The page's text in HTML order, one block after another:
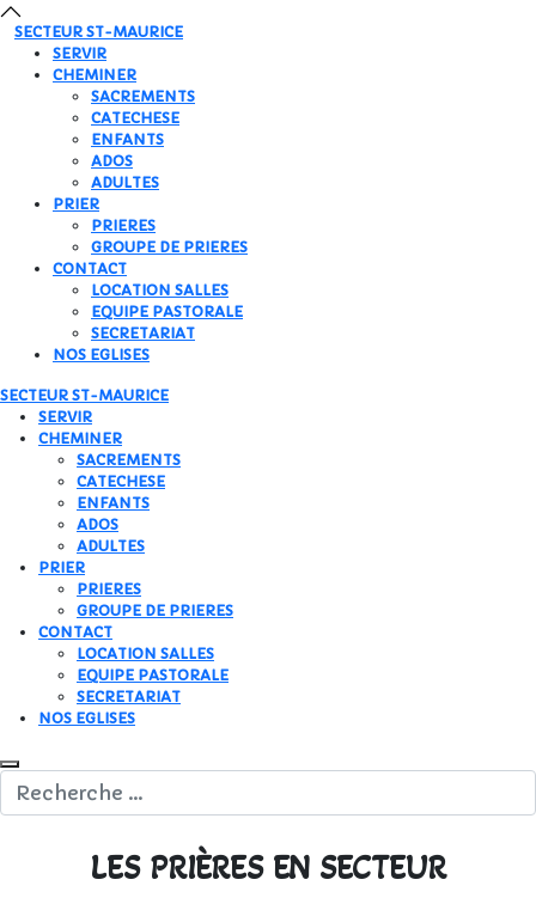
SECTEUR ST-MAURICE
SERVIR
CHEMINER
SACREMENTS
CATECHESE
ENFANTS
ADOS
ADULTES
PRIER
PRIERES
GROUPE DE PRIERES
CONTACT
LOCATION SALLES
EQUIPE PASTORALE
SECRETARIAT
NOS EGLISES
SECTEUR ST-MAURICE
SERVIR
CHEMINER
SACREMENTS
CATECHESE
ENFANTS
ADOS
ADULTES
PRIER
PRIERES
GROUPE DE PRIERES
CONTACT
LOCATION SALLES
EQUIPE PASTORALE
SECRETARIAT
NOS EGLISES
LES PRIÈRES EN SECTEUR